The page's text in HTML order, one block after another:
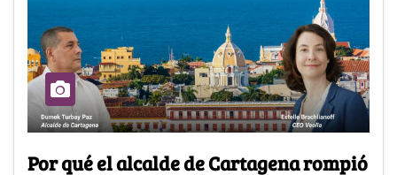
Por qué el alcalde de Cartagena rompió